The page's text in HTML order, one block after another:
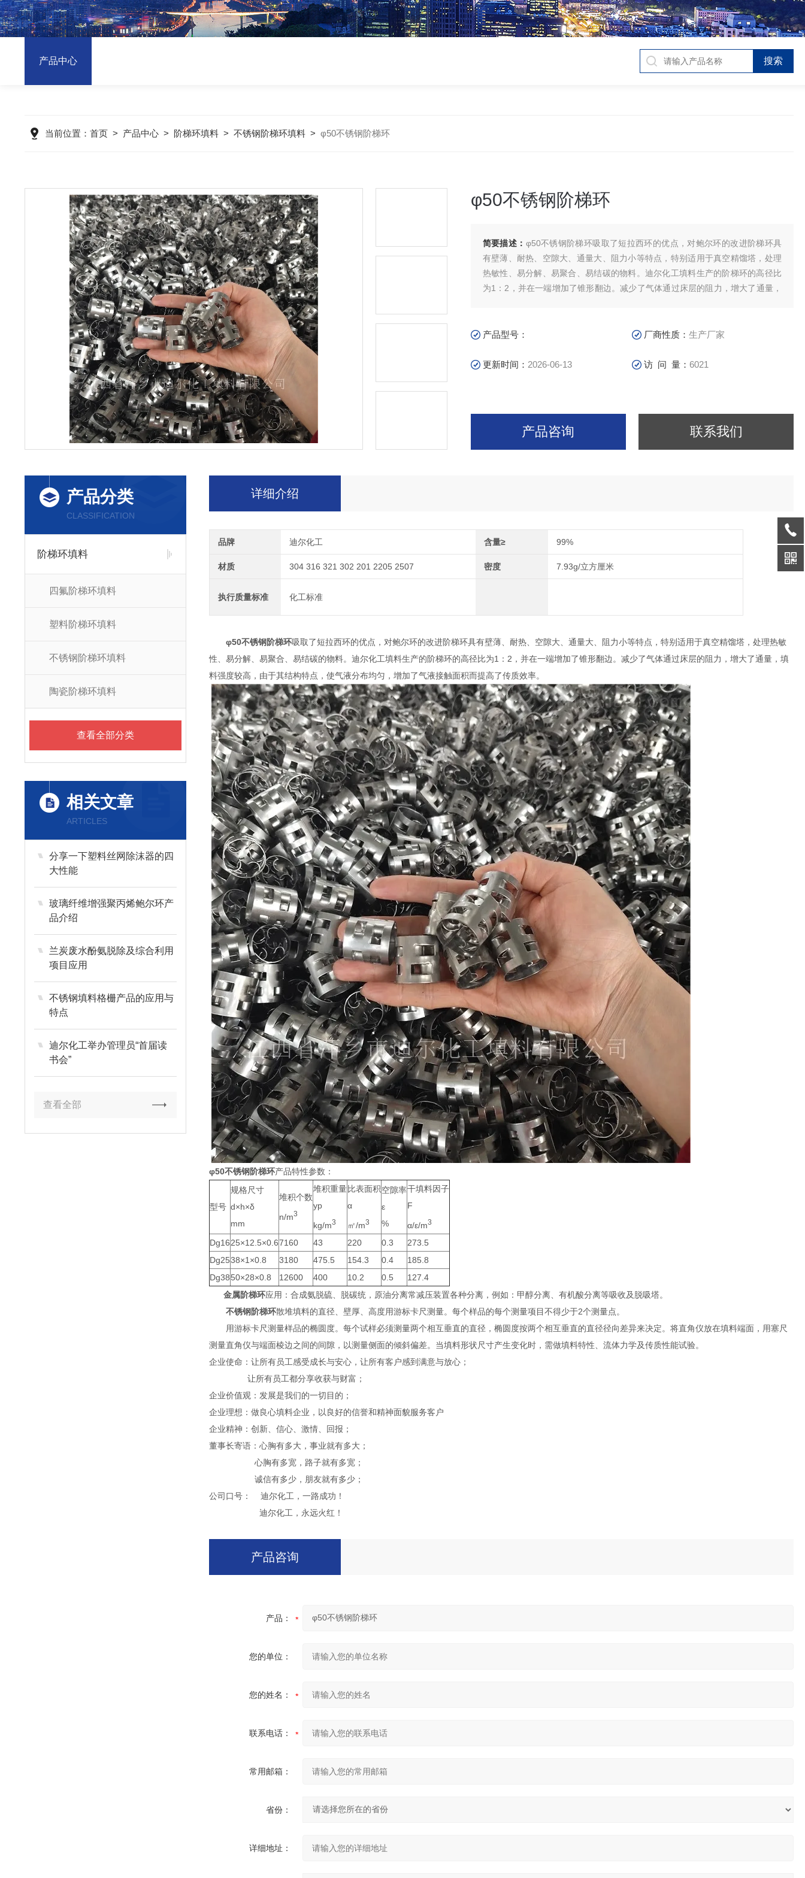
产品中心
当前位置： 首页> 产品中心> 阶梯环填料> 不锈钢阶梯环填料> φ50不锈钢阶梯环
φ50不锈钢阶梯环
简要描述： φ50不锈钢阶梯环吸取了短拉西环的优点，对鲍尔环的改进阶梯环具
有壁薄、耐热、空隙大、通量大、阻力小等特点，特别适用于真空精馏塔，处理
热敏性、易分解、易聚合、易结碳的物料。迪尔化工填料生产的阶梯环的高径比
为1：2，并在一端增加了锥形翻边。减少了气体通过床层的阻力，增大了通量，
产品型号： 厂商性质：生产厂家
更新时间： 2026-06-13 访 问 量：6021
产品咨询 联系我们
产品分类
CLASSIFICATION
阶梯环填料
四氟阶梯环填料
塑料阶梯环填料
不锈钢阶梯环填料
陶瓷阶梯环填料
查看全部分类
相关文章
ARTICLES
分享一下塑料丝网除沫器的四
大性能
玻璃纤维增强聚丙烯鲍尔环产
品介绍
兰炭废水酚氨脱除及综合利用
项目应用
不锈钢填料格栅产品的应用与
特点
迪尔化工举办管理员“首届读
书会”
查看全部
详细介绍
品牌 迪尔化工 含量≥ 99%
材质 304 316 321 302 201 2205 2507 密度 7.93g/立方厘米
执行质量标准 化工标准
φ50不锈钢阶梯环吸取了短拉西环的优点，对鲍尔环的改进阶梯环具有壁薄、耐热、空隙大、通量大、阻力小等特点，特别适用于真空精馏塔，处理热敏
性、易分解、易聚合、易结碳的物料。迪尔化工填料生产的阶梯环的高径比为1：2，并在一端增加了锥形翻边。减少了气体通过床层的阻力，增大了通量，填
料强度较高，由于其结构特点，使气液分布均匀，增加了气液接触面积而提高了传质效率。
φ50不锈钢阶梯环产品特性参数：
型号
规格尺寸
d×h×δ
mm
堆积个数
n/m3
堆积重量
yp
kg/m3
比表面积
α
㎡/m3
空隙率
ε
%
干填料因子
F
α/ε/m3
Dg1625×12.5×0.67160 43 220 0.3
273.5
Dg2538×1×0.8 3180 475.5 154.3 0.4
185.8
Dg3850×28×0.8 12600 400 10.2 0.5
127.4
金属阶梯环应用：合成氨脱硫、脱碳统，原油分离常减压装置各种分离，例如：甲醇分离、有机酸分离等吸收及脱吸塔。
不锈钢阶梯环散堆填料的直径、壁厚、高度用游标卡尺测量。每个样品的每个测量项目不得少于2个测量点。
用游标卡尺测量样品的椭圆度。每个试样必须测量两个相互垂直的直径，椭圆度按两个相互垂直的直径径向差异来决定。将直角仪放在填料端面，用塞尺
测量直角仪与端面棱边之间的间隙，以测量侧面的倾斜偏差。当填料形状尺寸产生变化时，需做填料特性、流体力学及传质性能试验。
企业使命：让所有员工感受成长与安心，让所有客户感到满意与放心；
让所有员工都分享收获与财富；
企业价值观：发展是我们的一切目的；
企业理想：做良心填料企业，以良好的信誉和精神面貌服务客户
企业精神：创新、信心、激情、回报；
董事长寄语：心胸有多大，事业就有多大；
心胸有多宽，路子就有多宽；
诚信有多少，朋友就有多少；
公司口号： 迪尔化工，一路成功！
迪尔化工，永远火红！
产品咨询
产品：
您的单位：
您的姓名：
联系电话：
常用邮箱：
省份：
详细地址：